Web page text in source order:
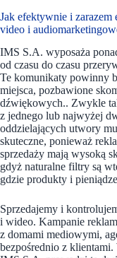
Jak efektywnie i
video i
IMS S.A. wyposaża
od czasu do czasu
Te komunikaty powinny
miejsca, pozbawione
dźwiękowych.. Zwykle
z jednego lub najwyżej
oddzielających utwory
skuteczne, ponieważ
sprzedaży mają wysoką
gdyż naturalne filtry są
gdzie produkty i
Sprzedajemy i
i wideo. Kampanie
z domami mediowymi,
bezpośrednio z